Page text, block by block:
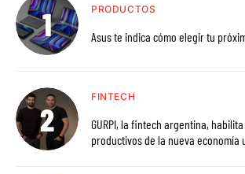
PRODUCTOS
Asus te indica cómo elegir tu
FINTECH
GURPI, la fintech argentina, habilita el acceso a activos
productivos de la nueva economía